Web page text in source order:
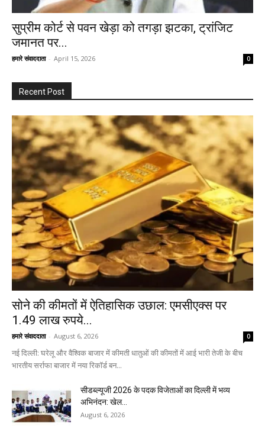
सुप्रीम कोर्ट से पवन खेड़ा को तगड़ा झटका, ट्रांजिट
जमानत पर...
हमारे संवाददाता - April 15, 2026 0
Recent Post
सोने की कीमतों में ऐतिहासिक उछाल: एमसीएक्स पर
1.49 लाख रुपये...
हमारे संवाददाता - August 6, 2026 0
नई दिल्ली: घरेलू और वैश्विक बाजार में कीमती धातुओं की कीमतों में आई भारी तेजी के बीच
भारतीय सर्राफा बाजार में नया रिकॉर्ड बन...
सीडब्ल्यूजी 2026 के पदक विजेताओं का दिल्ली में भव्य
अभिनंदन: खेल...
August 6, 2026